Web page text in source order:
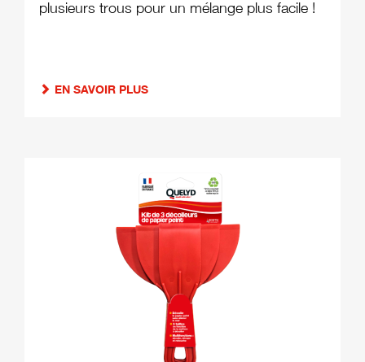
plusieurs trous pour un mélange plus facile !
EN SAVOIR PLUS